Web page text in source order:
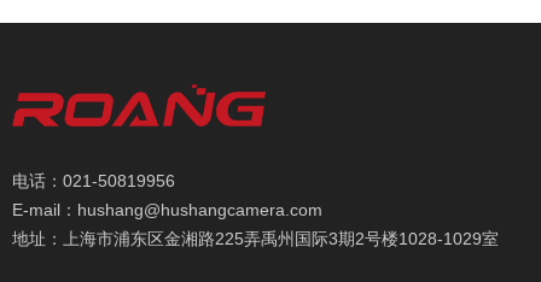
电话：021-50819956
E-mail：hushang@hushangcamera.com
地址：上海市浦东区金湘路225弄禹州国际3期2号楼1028-1029室